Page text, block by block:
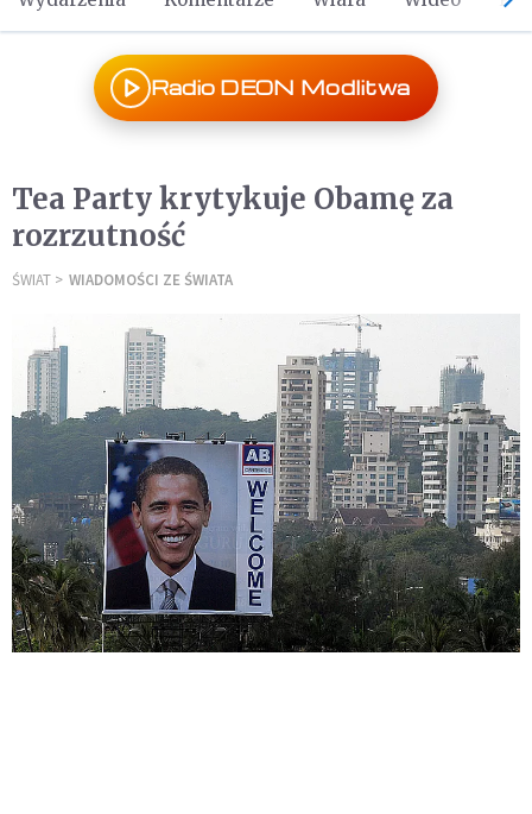
Radio DEON Modlitwa
Tea Party krytykuje Obamę za
rozrzutność
ŚWIAT WIADOMOŚCI ZE ŚWIATA